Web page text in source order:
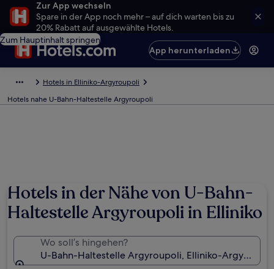
Zur App wechseln
Spare in der App noch mehr – auf dich warten bis zu
20% Rabatt auf ausgewählte Hotels.
Zum Hauptinhalt springen
App herunterladen
Hotels in Elliniko-Argyroupoli
Hotels nahe U-Bahn-Haltestelle Argyroupoli
Hotels in der Nähe von U-Bahn-
Haltestelle Argyroupoli in Elliniko
Wo soll’s hingehen?
U-Bahn-Haltestelle Argyroupoli, Elliniko-